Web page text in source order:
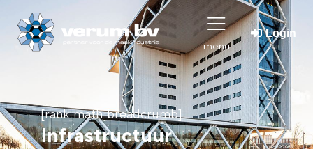
menu
Login
[rank_math_breadcrumb]
Infrastructuur